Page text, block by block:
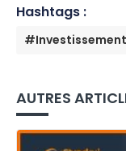
Hashtags :
#Investissement
AUTRES